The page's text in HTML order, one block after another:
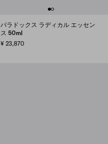
パラドックス ラディカル エッセン
ス 50ml
¥ 23,870